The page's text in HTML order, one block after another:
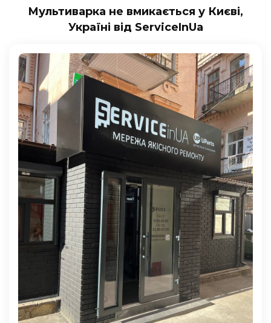
Мультиварка не вмикається у Києві,
Україні від ServiceInUa